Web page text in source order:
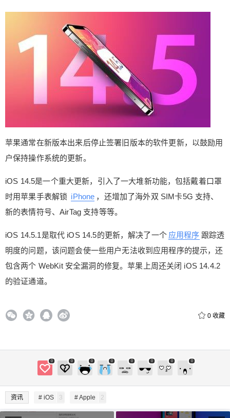
苹果通常在新版本出来后停止签署旧版本的软件更新，以鼓励用
户保持操作系统的更新。
iOS 14.5是一个重大更新，引入了一大堆新功能，包括戴着口罩
时用苹果手表解锁 iPhone ，还增加了海外双 SIM卡5G 支持、
新的表情符号、AirTag 支持等等。
iOS 14.5.1是取代 iOS 14.5的更新，解决了一个 应用程序 跟踪透
明度的问题，该问题会使一些用户无法收到应用程序的提示，还
包含两个 WebKit 安全漏洞的修复。苹果上周还关闭 iOS 14.4.2
的验证通道。
0 收藏
0 0 0 0 0 0 0 0
资讯 # iOS 3 # Apple 2
出来后停止签署旧版本的软件更新，以鼓励用户保
持操作系统的更新。 iOS 14.5是一个重大更新，引
入了一大堆新功能，包括戴着口罩时用苹果手表解
锁 iPhone，还增加了海外双 SIM卡5G 支持、新的
表情符号、AirTag 支持等等。 iOS 14.5.1是取代 iO
S 14.5的更新，解决了一个应用程序跟踪透明度的
问题，该问题会使一些用户无法收到应用程序的提